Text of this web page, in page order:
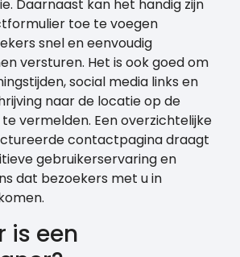
Daarnaast kan het handig zijn
toe te voegen
snel en eenvoudig
versturen. Het is ook goed om
social media links en
naar de locatie op de
vermelden. Een overzichtelijke
contactpagina draagt
gebruikerservaring en
dat bezoekers met u in
is een